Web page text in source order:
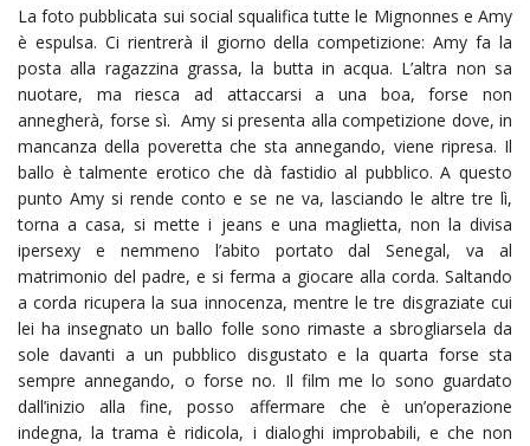
La foto pubblicata sui social squalifica tutte le Mignonnes e Amy
è espulsa. Ci rientrerà il giorno della competizione: Amy fa la
posta alla ragazzina grassa, la butta in acqua. L’altra non sa
nuotare, ma riesca ad attaccarsi a una boa, forse non
annegherà, forse sì. Amy si presenta alla competizione dove, in
mancanza della poveretta che sta annegando, viene ripresa. Il
ballo è talmente erotico che dà fastidio al pubblico. A questo
punto Amy si rende conto e se ne va, lasciando le altre tre lì,
torna a casa, si mette i jeans e una maglietta, non la divisa
ipersexy e nemmeno l’abito portato dal Senegal, va al
matrimonio del padre, e si ferma a giocare alla corda. Saltando
a corda ricupera la sua innocenza, mentre le tre disgraziate cui
lei ha insegnato un ballo folle sono rimaste a sbrogliarsela da
sole davanti a un pubblico disgustato e la quarta forse sta
sempre annegando, o forse no. Il film me lo sono guardato
dall’inizio alla fine, posso affermare che è un’operazione
indegna, la trama è ridicola, i dialoghi improbabili, e che non